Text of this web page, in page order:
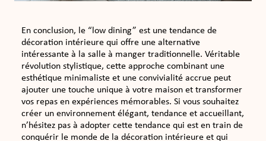
En conclusion, le “low dining” est une tendance de
décoration intérieure qui offre une alternative
intéressante à la salle à manger traditionnelle. Véritable
révolution stylistique, cette approche combinant une
esthétique minimaliste et une convivialité accrue peut
ajouter une touche unique à votre maison et transformer
vos repas en expériences mémorables. Si vous souhaitez
créer un environnement élégant, tendance et accueillant,
n’hésitez pas à adopter cette tendance qui est en train de
conquérir le monde de la décoration intérieure et qui